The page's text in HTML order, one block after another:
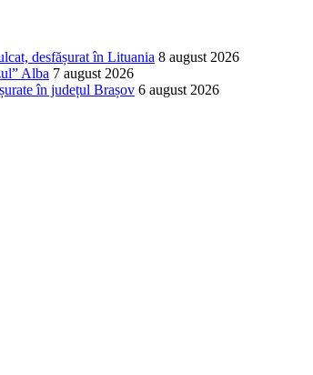
desfășurat în Lituania 8 august 2026
Alba 7 august 2026
în județul Brașov 6 august 2026